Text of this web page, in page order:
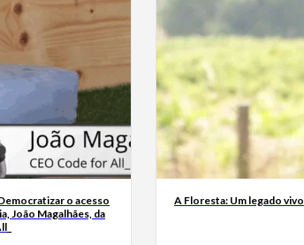
o acesso
João Magalhães, da
A Floresta: Um legado vivo